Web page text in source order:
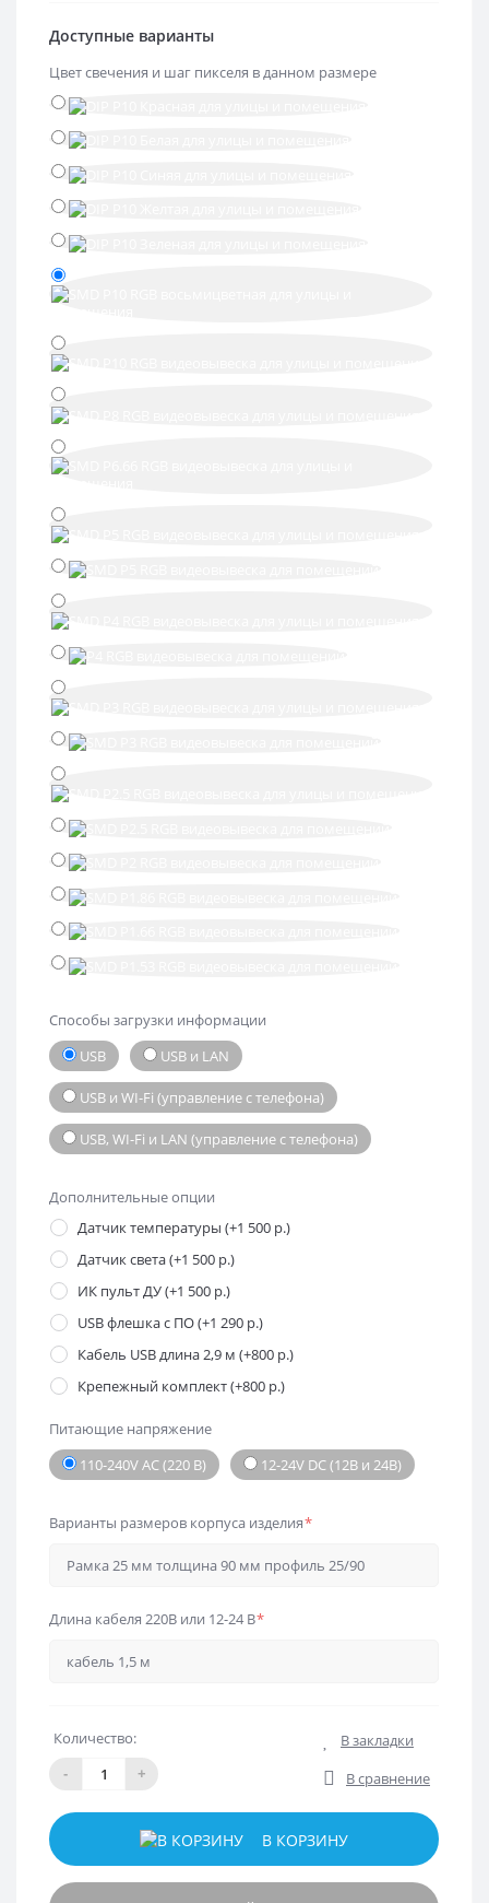
Доступные варианты
Цвет свечения и шаг пикселя в данном размере
Способы загрузки информации
USB
USB и LAN
USB и WI-Fi (управление с телефона)
USB, WI-Fi и LAN (управление с телефона)
Дополнительные опции
Датчик температуры (+1 500 р.)
Датчик света (+1 500 р.)
ИК пульт ДУ (+1 500 р.)
USB флешка с ПО (+1 290 р.)
Кабель USB длина 2,9 м (+800 р.)
Крепежный комплект (+800 р.)
Питающие напряжение
110-240V AC (220 В)
12-24V DC (12В и 24В)
Варианты размеров корпуса изделия*
Длина кабеля 220В или 12-24 В*
Количество:
- +
В закладки
В сравнение
В КОРЗИНУ